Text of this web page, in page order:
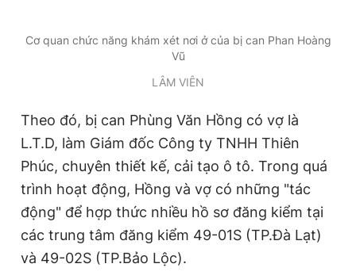
Cơ quan chức năng khám xét nơi ở của bị can Phan Hoàng
Vũ
LÂM VIÊN
Theo đó, bị can Phùng Văn Hồng có vợ là
L.T.D, làm Giám đốc Công ty TNHH Thiên
Phúc, chuyên thiết kế, cải tạo ô tô. Trong quá
trình hoạt động, Hồng và vợ có những "tác
động" để hợp thức nhiều hồ sơ đăng kiểm tại
các trung tâm đăng kiểm 49-01S (TP.Đà Lạt)
và 49-02S (TP.Bảo Lộc).